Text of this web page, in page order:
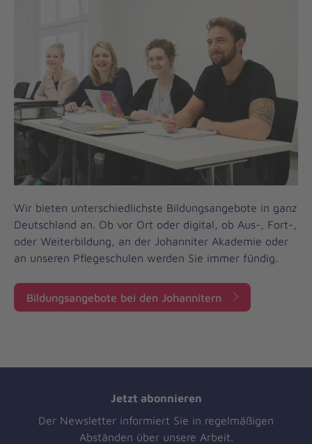
Wir bieten unterschiedlichste Bildungsangebote in ganz
Deutschland an. Ob vor Ort oder digital, ob Aus-, Fort-,
oder Weiterbildung, an der Johanniter Akademie oder
an unseren Pflegeschulen werden Sie immer fündig.
Bildungsangebote bei den Johannitern
Jetzt abonnieren
Der Newsletter informiert Sie in regelmäßigen
Abständen über unsere Arbeit.